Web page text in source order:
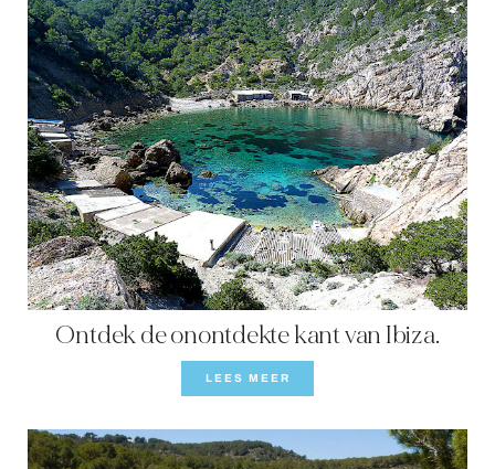
Ontdek de onontdekte kant van Ibiza.
LEES MEER